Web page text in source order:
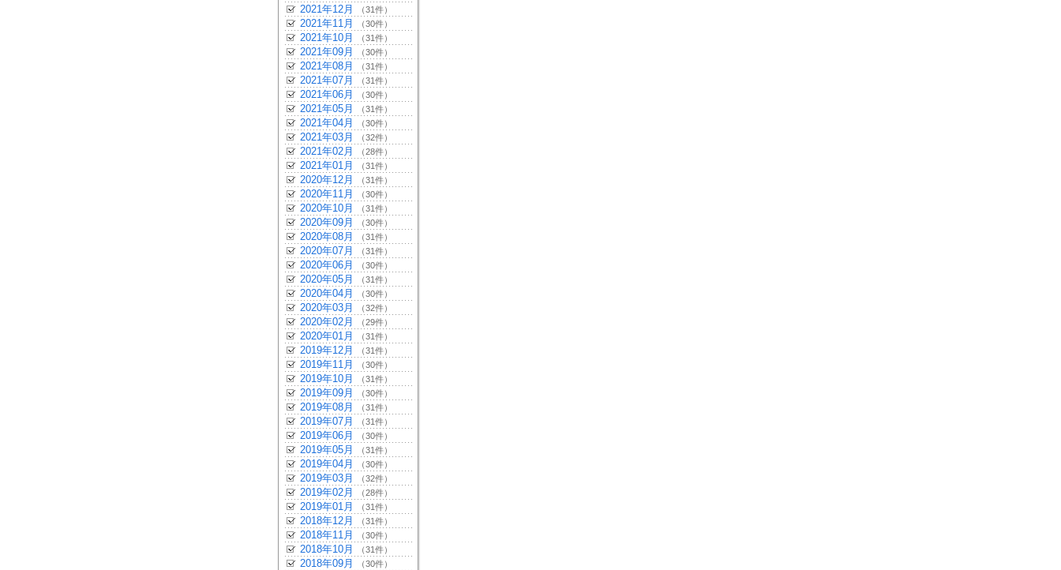
2021年12月 （31件）
2021年11月 （30件）
2021年10月 （31件）
2021年09月 （30件）
2021年08月 （31件）
2021年07月 （31件）
2021年06月 （30件）
2021年05月 （31件）
2021年04月 （30件）
2021年03月 （32件）
2021年02月 （28件）
2021年01月 （31件）
2020年12月 （31件）
2020年11月 （30件）
2020年10月 （31件）
2020年09月 （30件）
2020年08月 （31件）
2020年07月 （31件）
2020年06月 （30件）
2020年05月 （31件）
2020年04月 （30件）
2020年03月 （32件）
2020年02月 （29件）
2020年01月 （31件）
2019年12月 （31件）
2019年11月 （30件）
2019年10月 （31件）
2019年09月 （30件）
2019年08月 （31件）
2019年07月 （31件）
2019年06月 （30件）
2019年05月 （31件）
2019年04月 （30件）
2019年03月 （32件）
2019年02月 （28件）
2019年01月 （31件）
2018年12月 （31件）
2018年11月 （30件）
2018年10月 （31件）
2018年09月 （30件）